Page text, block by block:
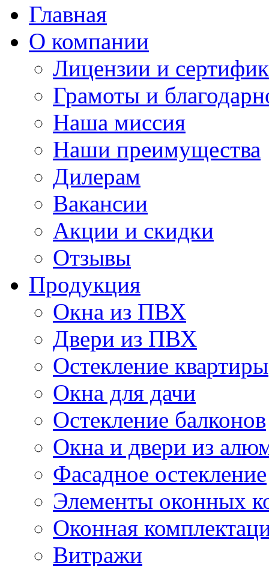
Главная
О компании
Лицензии и
Грамоты и
Наша миссия
Наши преимущества
Дилерам
Вакансии
Акции и скидки
Отзывы
Продукция
Окна из ПВХ
Двери из ПВХ
Остекление квартиры
Окна для дачи
Остекление балконов
Окна и двери из
Фасадное остекление
Элементы оконных
Оконная
Витражи